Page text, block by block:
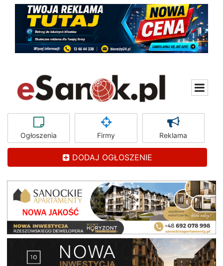
Ogłoszenia Firmy Reklama
DODAJ OGŁOSZENIE